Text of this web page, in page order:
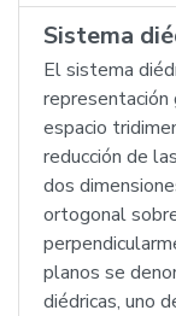
Sistema
El sistema
espacio
reducción de
dos
ortogonal
planos se
diédricas, uno